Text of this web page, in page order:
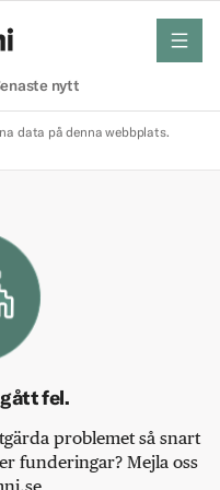
nytt
meny
data på denna webbplats.
fel.
problemet så snart
funderingar? Mejla oss